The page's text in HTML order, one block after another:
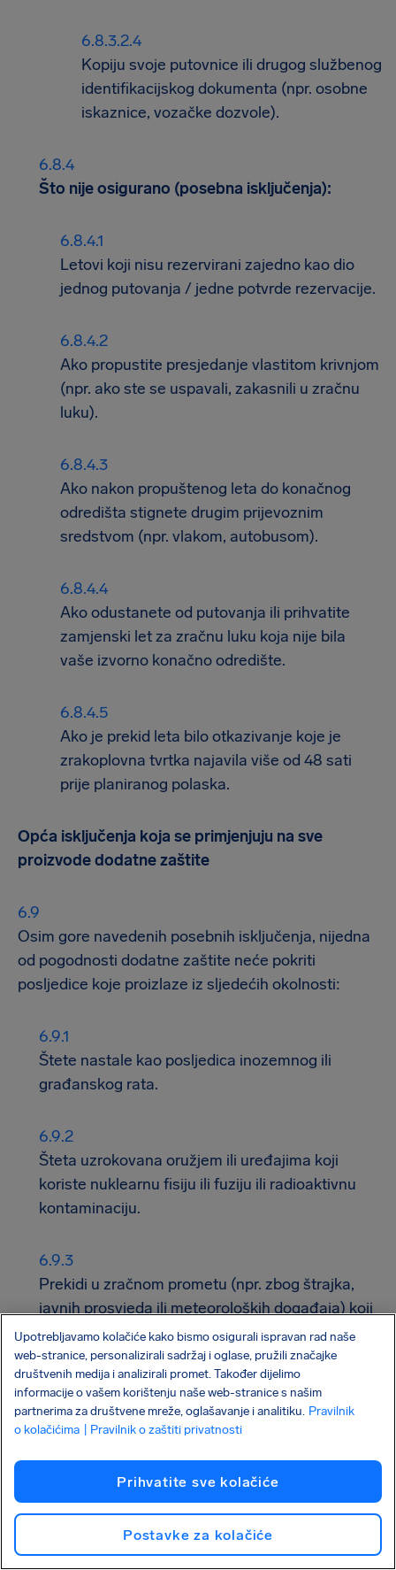
Kopiju svoje putovnice ili drugog službenog
identifikacijskog dokumenta (npr. osobne
iskaznice, vozačke dozvole).
Što nije osigurano (posebna isključenja):
Letovi koji nisu rezervirani zajedno kao dio
jednog putovanja / jedne potvrde rezervacije.
Ako propustite presjedanje vlastitom krivnjom
(npr. ako ste se uspavali, zakasnili u zračnu
luku).
Ako nakon propuštenog leta do konačnog
odredišta stignete drugim prijevoznim
sredstvom (npr. vlakom, autobusom).
Ako odustanete od putovanja ili prihvatite
zamjenski let za zračnu luku koja nije bila
vaše izvorno konačno odredište.
Ako je prekid leta bilo otkazivanje koje je
zrakoplovna tvrtka najavila više od 48 sati
prije planiranog polaska.
Opća isključenja koja se primjenjuju na sve
proizvode dodatne zaštite
Osim gore navedenih posebnih isključenja, nijedna
od pogodnosti dodatne zaštite neće pokriti
posljedice koje proizlaze iz sljedećih okolnosti:
Štete nastale kao posljedica inozemnog ili
građanskog rata.
Šteta uzrokovana oružjem ili uređajima koji
koriste nuklearnu fisiju ili fuziju ili radioaktivnu
kontaminaciju.
Prekidi u zračnom prometu (npr. zbog štrajka,
javnih prosvjeda ili meteoroloških događaja) koji
traju duže od 7 uzastopnih dana. Događaji od 8.
dana nadalje nisu pokriveni.
Proglašena javnozdravstvena kriza, pandemija ili
epidemija, uključujući posebno koronavirus
(COVID-19) i njegove varijante.
Bilo koji gubitak, šteta ili trošak uzrokovan
Upotrebljavamo kolačiće kako bismo osigurali ispravan rad naše
web-stranice, personalizirali sadržaj i oglase, pružili značajke
društvenih medija i analizirali promet. Također dijelimo
informacije o vašem korištenju naše web-stranice s našim
partnerima za društvene mreže, oglašavanje i analitiku. Pravilnik
o kolačićima
| Pravilnik o zaštiti privatnosti
Prihvatite sve kolačiće
Postavke za kolačiće